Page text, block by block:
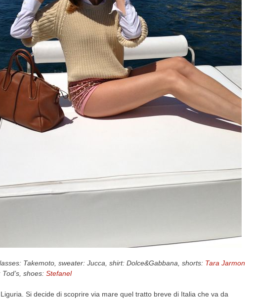
Takemoto, sweater: Jucca, shirt: Dolce&Gabbana, shorts: Tara Jarmon
shoes: Stefanel
Si decide di scoprire via mare quel tratto breve di Italia che va da